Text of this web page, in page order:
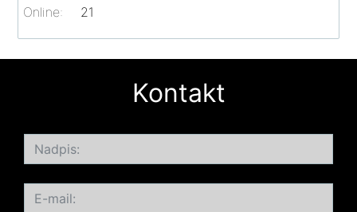
Online: 21
Kontakt